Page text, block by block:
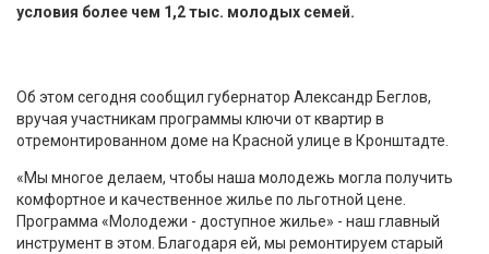
условия более чем 1,2 тыс. молодых семей.
Об этом сегодня сообщил губернатор Александр Беглов,
вручая участникам программы ключи от квартир в
отремонтированном доме на Красной улице в Кронштадте.
«Мы многое делаем, чтобы наша молодежь могла получить
комфортное и качественное жилье по льготной цене.
Программа «Молодежи - доступное жилье» - наш главный
инструмент в этом. Благодаря ей, мы ремонтируем старый